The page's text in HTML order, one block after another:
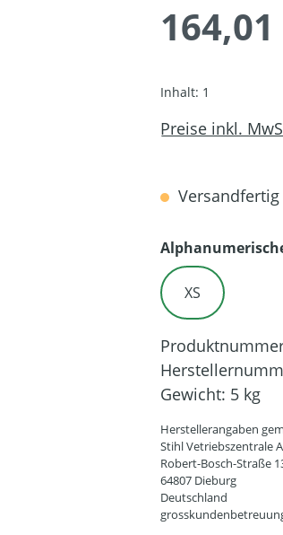
Inhalt: 1
Preise inkl.
Versandfertig
XS
Gewicht: 5 kg
Herstellerangaben
Stihl Vetriebszentrale
Robert-Bosch-Straße
64807 Dieburg
Deutschland